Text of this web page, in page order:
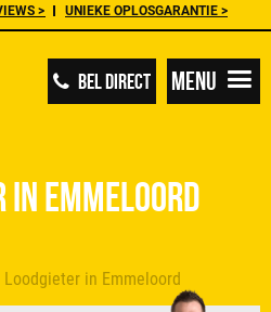
> UNIEKE OPLOSGARANTIE >
BEL DIRECT Menu
Loodgieter in Emmeloord
Emmeloord